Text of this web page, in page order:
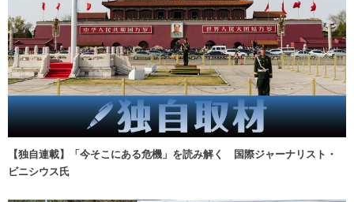
【独自連載】「今そこにある危機」を読み解く 国際ジャーナリスト・
ビニシウス氏